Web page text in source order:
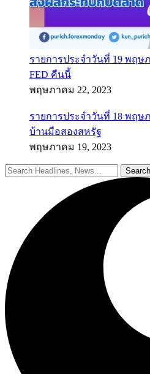
รายการประจำวันที่ 19 พฤษ
FED คืนนี้
พฤษภาคม 22, 2023
รายการประจำวันที่ 18 พฤษ
บ้านมือสองสหรัฐ
พฤษภาคม 19, 2023